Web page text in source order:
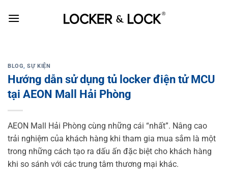
BLOG,SỰ KIỆN
Hướng dẫn sử dụng tủ locker điện tử MCU
tại AEON Mall Hải Phòng
AEON Mall Hải Phòng cùng những cái “nhất”. Nâng cao
trải nghiệm của khách hàng khi tham gia mua sắm là một
trong những cách tạo ra dấu ấn đặc biệt cho khách hàng
khi so sánh với các trung tâm thương mại khác.